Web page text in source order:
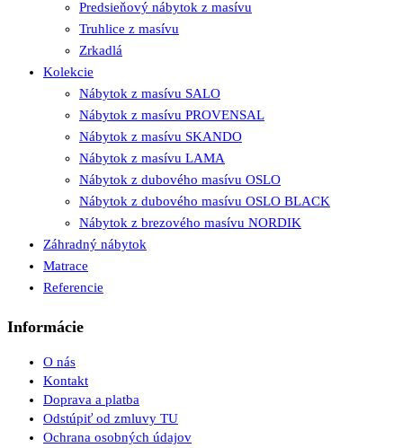
Predsieňový nábytok z masívu
Truhlice z masívu
Zrkadlá
Kolekcie
Nábytok z masívu SALO
Nábytok z masívu PROVENSAL
Nábytok z masívu SKANDO
Nábytok z masívu LAMA
Nábytok z dubového masívu OSLO
Nábytok z dubového masívu OSLO BLACK
Nábytok z brezového masívu NORDIK
Záhradný nábytok
Matrace
Referencie
Informácie
O nás
Kontakt
Doprava a platba
Odstúpiť od zmluvy TU
Ochrana osobných údajov